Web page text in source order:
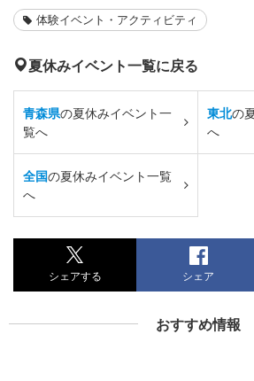
体験イベント・アクティビティ
夏休みイベント一覧に戻る
青森県の夏休みイベント一
覧へ
東北の
へ
全国の夏休みイベント一覧
へ
シェアする シェア
おすすめ情報